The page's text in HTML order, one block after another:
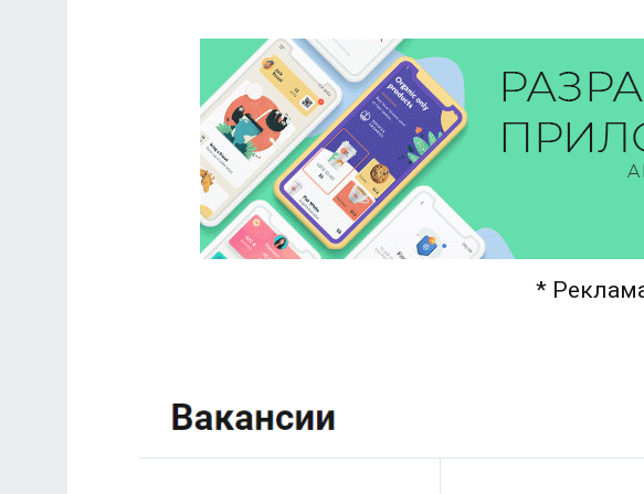
*